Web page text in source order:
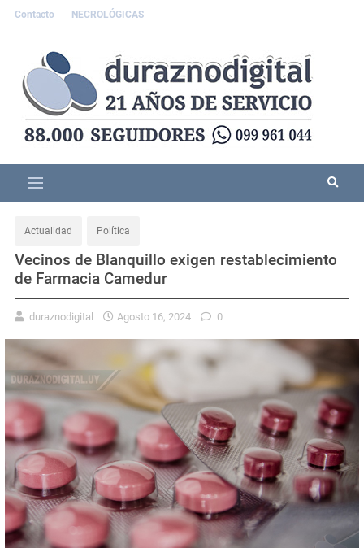
Contacto NECROLÓGICAS
Actualidad Política
Vecinos de Blanquillo exigen restablecimiento
de Farmacia Camedur
duraznodigital Agosto 16, 2024 0